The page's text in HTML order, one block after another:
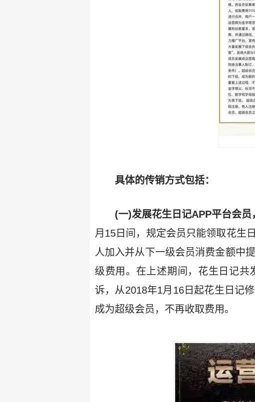
具体的传销方式包括：
(一)发展花生日记APP平台会员
月15日间，规定会员只能领取花生
人加入并从下一级会员消费金额中
级费用。在上述期间，花生日记共
诉，从2018年1月16日起花生日记
成为超级会员，不再收取费用。